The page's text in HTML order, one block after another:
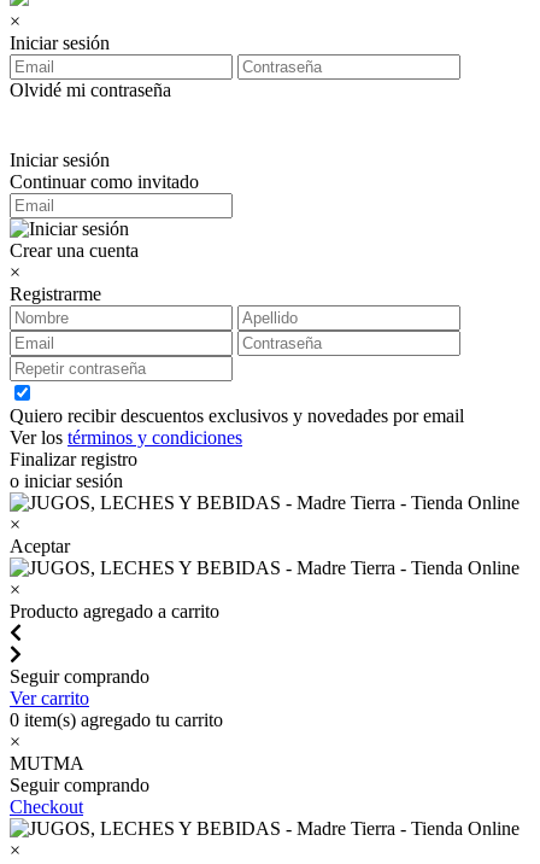
×
Iniciar sesión
Olvidé mi contraseña
Iniciar sesión
Continuar como invitado
Crear una cuenta
×
Registrarme
Quiero recibir descuentos exclusivos y novedades por email
Ver los términos y condiciones
Finalizar registro
o iniciar sesión
×
Aceptar
×
Producto agregado a carrito
Seguir comprando
Ver carrito
0 item(s) agregado tu carrito
×
MUTMA
Seguir comprando
Checkout
×